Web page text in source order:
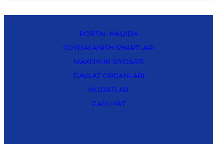
PORTAL HAQIDA
FOYDALANISH SHARTLARI
MAXFIYLIK SIYOSATI
DAVLAT ORGANLARI
HUJJATLAR
FAOLIYAT